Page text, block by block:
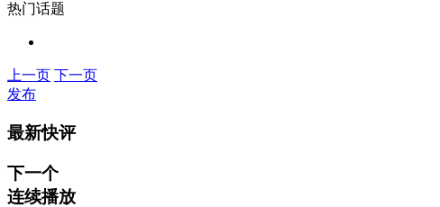
热门话题
上一页 下一页
发布
最新快评
下一个
连续播放